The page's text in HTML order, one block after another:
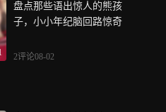
盘点那些语出惊人的熊孩
子，小小年纪脑回路惊奇
2评论08-02